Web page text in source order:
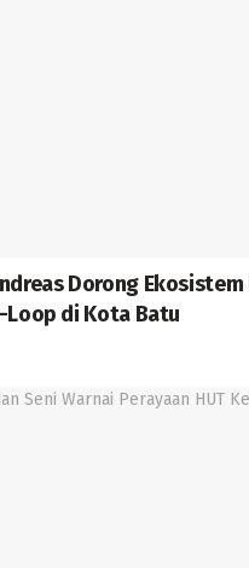
Dorong Ekosistem
Loop di Kota Batu